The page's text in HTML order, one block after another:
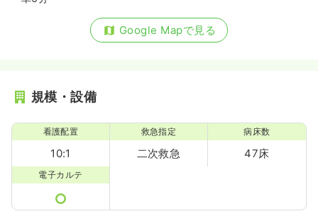
Google Mapで見る
規模・設備
看護配置
10:1
救急指定
二次救急
病床数
47床
電子カルテ